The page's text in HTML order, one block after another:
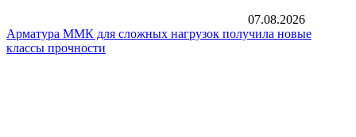
07.08.2026
Арматура ММК для сложных нагрузок получила новые
классы прочности